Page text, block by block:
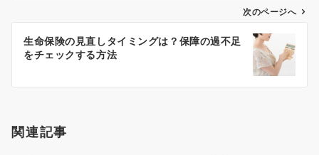
ン
次のページへ
生命保険の見直しタイミングは？保障の過不足
をチェックする方法
関連記事